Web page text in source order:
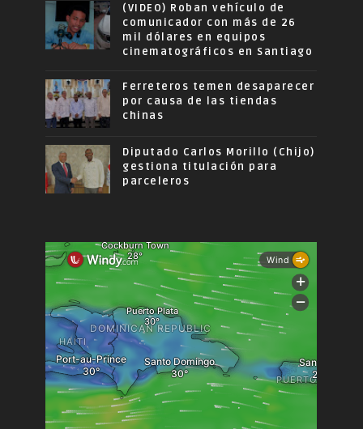
(VIDEO) Roban vehículo de
comunicador con más de 26
mil dólares en equipos
cinematográficos en Santiago
Ferreteros temen desaparecer
por causa de las tiendas
chinas
Diputado Carlos Morillo (Chijo)
gestiona titulación para
parceleros